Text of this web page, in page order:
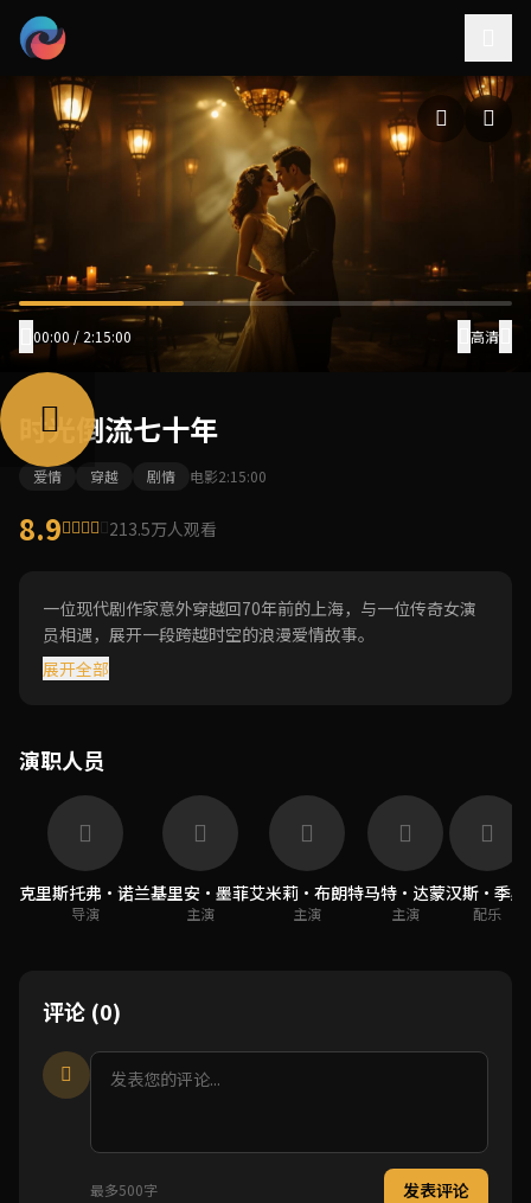
00:00 / 2:15:00 高清
时光倒流七十年
爱情 穿越 剧情 电影2:15:00
8.9 213.5万人观看
一位现代剧作家意外穿越回70年前的上海，与一位传奇女演
员相遇，展开一段跨越时空的浪漫爱情故事。
展开全部
演职人员
克里斯托弗·诺兰
导演
基里安·墨菲
主演
艾米莉·布朗特
主演
马特·达蒙
主演
汉斯·季默
配乐
评论 (0)
最多500字 发表评论